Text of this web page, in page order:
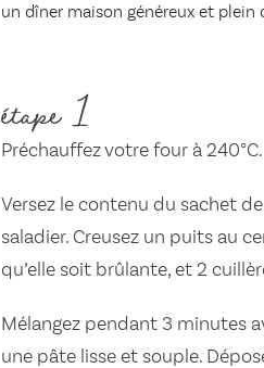
un dîner maison généreux et plein
étape 1
Préchauffez votre four à 240°C.
Versez le contenu du sachet
saladier. Creusez un puits au
qu’elle soit brûlante, et 2
Mélangez pendant 3 minutes
une pâte lisse et souple.